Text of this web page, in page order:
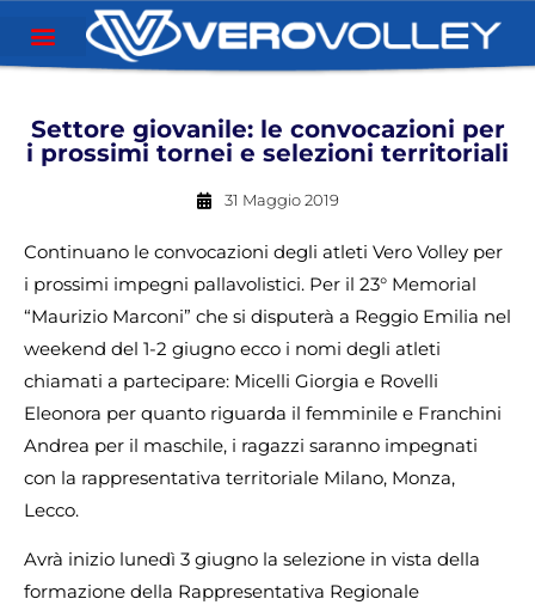
Settore giovanile: le convocazioni per
i prossimi tornei e selezioni territoriali
31 Maggio 2019
Continuano le convocazioni degli atleti Vero Volley per
i prossimi impegni pallavolistici. Per il 23° Memorial
“Maurizio Marconi” che si disputerà a Reggio Emilia nel
weekend del 1-2 giugno ecco i nomi degli atleti
chiamati a partecipare: Micelli Giorgia e Rovelli
Eleonora per quanto riguarda il femminile e Franchini
Andrea per il maschile, i ragazzi saranno impegnati
con la rappresentativa territoriale Milano, Monza,
Lecco.
Avrà inizio lunedì 3 giugno la selezione in vista della
formazione della Rappresentativa Regionale